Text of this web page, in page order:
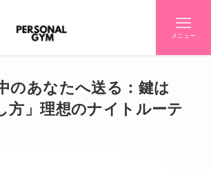
メニュー
のあなたへ送る：鍵は
方」理想のナイトルーテ